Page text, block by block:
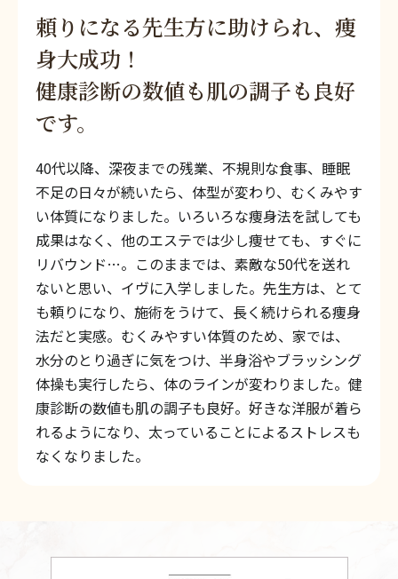
頼りになる先生方に助けられ、痩
身大成功！
健康診断の数値も肌の調子も良好
です。
40代以降、深夜までの残業、不規則な食事、睡眠
不足の日々が続いたら、体型が変わり、むくみやす
い体質になりました。いろいろな痩身法を試しても
成果はなく、他のエステでは少し痩せても、すぐに
リバウンド…。このままでは、素敵な50代を送れ
ないと思い、イヴに入学しました。先生方は、とて
も頼りになり、施術をうけて、長く続けられる痩身
法だと実感。むくみやすい体質のため、家では、
水分のとり過ぎに気をつけ、半身浴やブラッシング
体操も実行したら、体のラインが変わりました。健
康診断の数値も肌の調子も良好。好きな洋服が着ら
れるようになり、太っていることによるストレスも
なくなりました。